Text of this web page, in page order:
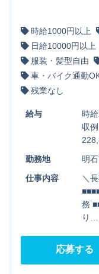
時給1000円以上
日給10000円以上
服装・髪型自由
車・バイク通勤
残業なし
給与
時
収
勤務地
明
仕事内容
＼
務
り…
応募する